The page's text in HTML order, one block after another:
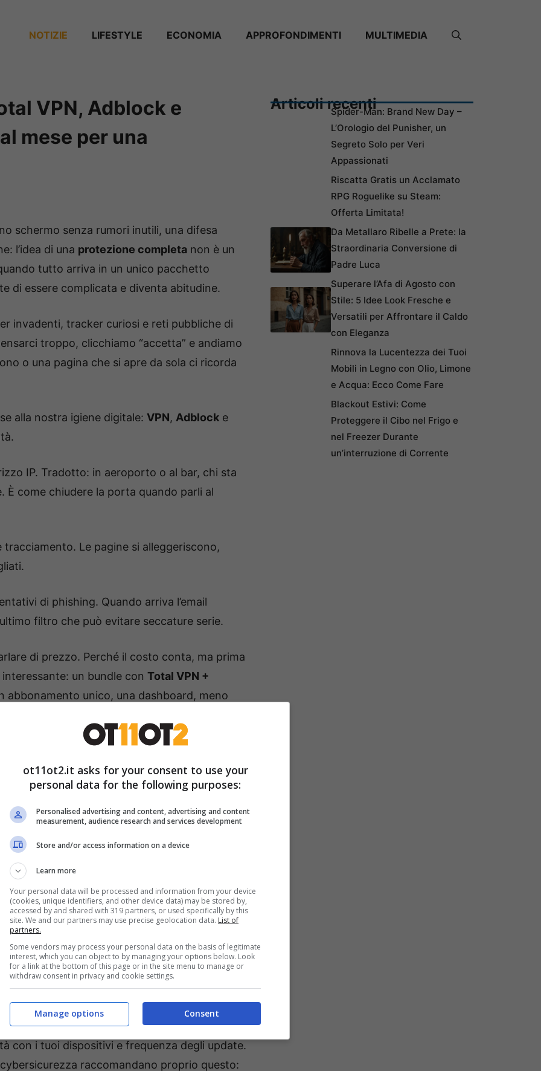
NOTIZIE ⁠⁠LIFESTYLE ECONOMIA APPROFONDIMENTI MULTIMEDIA
VPN, Adblock e
mese per una
schermo senza rumori inutili, una difesa
l’idea di una protezione completa non è un
tutto arriva in un unico pacchetto
di essere complicata e diventa abitudine.
invadenti, tracker curiosi e reti pubbliche di
troppo, clicchiamo “accetta” e andiamo
o una pagina che si apre da sola ci ricorda
alla nostra igiene digitale: VPN, Adblock e
IP. Tradotto: in aeroporto o al bar, chi sta
È come chiudere la porta quando parli al
Le pagine si alleggeriscono,
di phishing. Quando arriva l’email
filtro che può evitare seccature serie.
di prezzo. Perché il costo conta, ma prima
un bundle con Total VPN +
abbonamento unico, una dashboard, meno
una promozione attiva; come spesso
potrebbero variare o prevedere piani
eventuale IVA e periodo promozionale
l’offerta
In pacchetti di questo tipo ci
switch” sulla VPN.
e aggiornamenti frequenti sull’Antivirus.
valutare qui l’efficacia puntuale di ogni
scheda tecnica, politiche sui log
con i tuoi dispositivi e frequenza degli update.
raccomandano proprio questo:
Articoli recentiSpider-Man: Brand New Day –
L’Orologio del Punisher, un
Segreto Solo per Veri
Appassionati
Riscatta Gratis un Acclamato
RPG Roguelike su Steam:
Offerta Limitata!
Da Metallaro Ribelle a Prete: la
Straordinaria Conversione di
Padre Luca
Superare l’Afa di Agosto con
Stile: 5 Idee Look Fresche e
Versatili per Affrontare il Caldo
con Eleganza
Rinnova la Lucentezza dei Tuoi
Mobili in Legno con Olio, Limone
e Acqua: Ecco Come Fare
Blackout Estivi: Come
Proteggere il Cibo nel Frigo e
nel Freezer Durante
un’interruzione di Corrente
ot11ot2.it asks for your consent to use your
personal data for the following purposes:
Personalised advertising and content, advertising and content
measurement, audience research and services development
Store and/or access information on a device
Learn more
Your personal data will be processed and information from your device
(cookies, unique identifiers, and other device data) may be stored by,
accessed by and shared with 319 partners, or used specifically by this
site. We and our partners may use precise geolocation data. List of
partners.
Some vendors may process your personal data on the basis of legitimate
interest, which you can object to by managing your options below. Look
for a link at the bottom of this page or in the site menu to manage or
withdraw consent in privacy and cookie settings.
Consent
Manage options